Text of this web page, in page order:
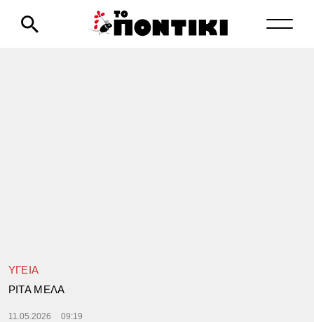
ΥΓΕΙΑ
ΡΙΤΑ ΜΕΛΑ
11.05.2026 09:19